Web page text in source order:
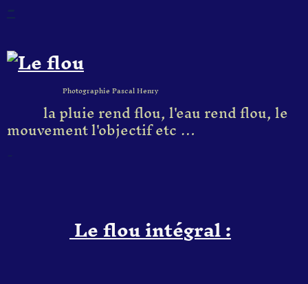
Photographie Pascal Henry
la pluie rend flou, l'eau rend flou, le
mouvement l'objectif etc …
Le flou intégral :